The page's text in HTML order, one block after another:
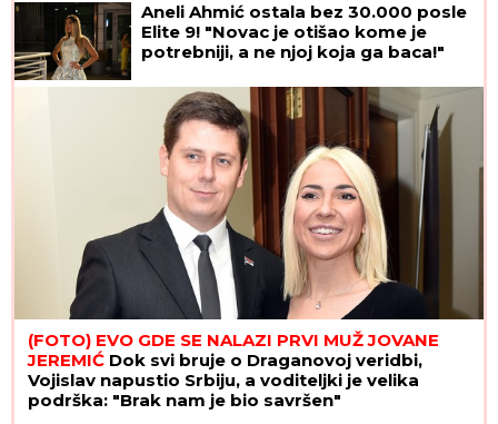
Aneli Ahmić ostala bez 30.000 posle
Elite 9! "Novac je otišao kome je
potrebniji, a ne njoj koja ga baca!"
(FOTO) EVO GDE SE NALAZI PRVI MUŽ JOVANE
JEREMIĆ Dok svi bruje o Draganovoj veridbi,
Vojislav napustio Srbiju, a voditeljki je velika
podrška: "Brak nam je bio savršen"